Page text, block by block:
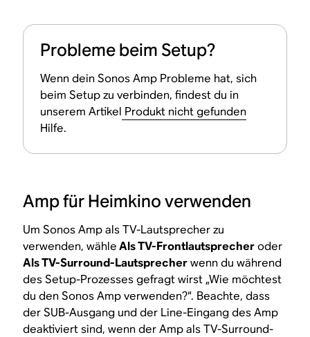
Probleme beim Setup?
Wenn dein Sonos Amp Probleme hat, sich
beim Setup zu verbinden, findest du in
unserem Artikel Produkt nicht gefunden
Hilfe.
Amp für Heimkino verwenden
Um Sonos Amp als TV-Lautsprecher zu
verwenden, wähleAls TV-Frontlautsprecheroder
Als TV-Surround-Lautsprecherwenn du während
des Setup-Prozesses gefragt wirst „Wie möchtest
du den Sonos Amp verwenden?“. Beachte, dass
der SUB-Ausgang und der Line-Eingang des Amp
deaktiviert sind, wenn der Amp als TV-Surround-